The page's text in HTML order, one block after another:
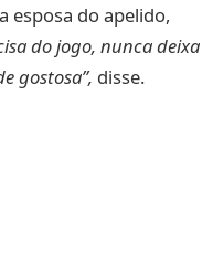
esposa do apelido,
do jogo, nunca deixa
gostosa”, disse.